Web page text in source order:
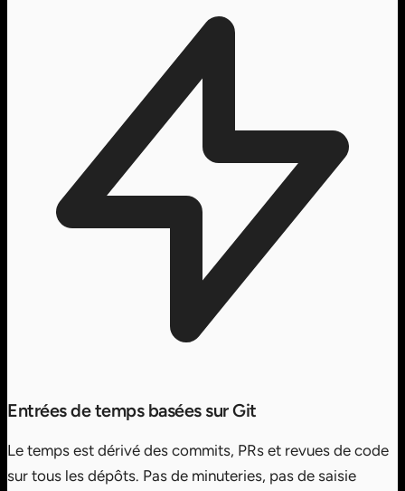
Entrées de temps basées sur Git
Le temps est dérivé des commits, PRs et revues de code
sur tous les dépôts. Pas de minuteries, pas de saisie